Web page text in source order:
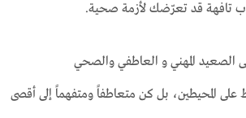
تافهة قد تعرّضك لأزمة صحية.
المحيطين، بل كن متعاطفاً ومتفهماً إلى أقصى